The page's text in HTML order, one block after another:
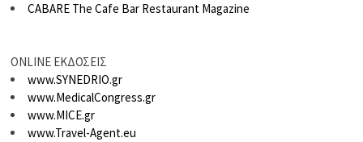
CABARE The Cafe Bar Restaurant Magazine
ONLINE ΕΚΔΟΣΕΙΣ
www.SYNEDRIO.gr
www.MedicalCongress.gr
www.MICE.gr
www.Travel-Agent.eu